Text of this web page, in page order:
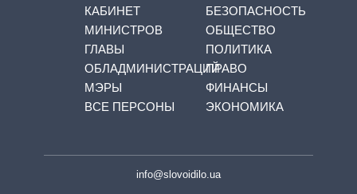
КАБИНЕТ
МИНИСТРОВ
ГЛАВЫ
ОБЛАДМИНИСТРАЦИЙ
МЭРЫ
ВСЕ ПЕРСОНЫ
БЕЗОПАСНОСТЬ
ОБЩЕСТВО
ПОЛИТИКА
ПРАВО
ФИНАНСЫ
ЭКОНОМИКА
info@slovoidilo.ua